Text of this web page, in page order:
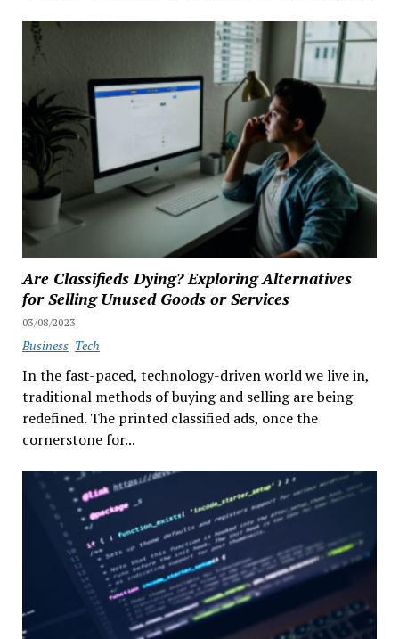
Are Classifieds Dying? Exploring Alternatives
for Selling Unused Goods or Services
03/08/2023
Business Tech
In the fast-paced, technology-driven world we live in,
traditional methods of buying and selling are being
redefined. The printed classified ads, once the
cornerstone for...